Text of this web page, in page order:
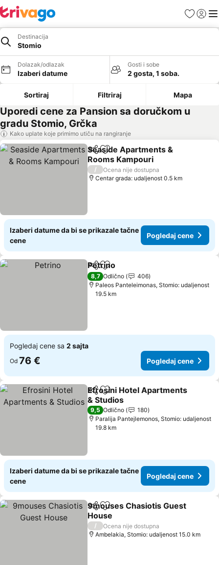
FavoritiPrijavi
Destinacija
Stomio
Dolazak/odlazak
Izaberi datume
Gosti i sobe
2 gosta, 1 soba.
Sortiraj Filtriraj Mapa
Uporedi cene za Pansion sa doručkom u
gradu Stomio, Grčka
Kako uplate koje primimo utiču na rangiranje
Deli Dodati u favorite
Seaside Apartments &
Rooms Kampouri
/
Ocena nije dostupna
Centar grada: udaljenost 0.5 km
Izaberi datume da bi se prikazale tačne
cene
Pogledaj cene
Deli Dodati u favorite
Petrino
8,7 Odlično
406
Paleos Panteleimonas, Stomio: udaljenost
19.5 km
Pogledaj cene sa 2 sajta
Od 76 € Pogledaj cene
Deli Dodati u favorite
Efrosini Hotel Apartments
& Studios
9,5 Odlično
180
Paralija Pantejlemonos, Stomio: udaljenost
19.8 km
Izaberi datume da bi se prikazale tačne
cene
Pogledaj cene
Deli Dodati u favorite
9mouses Chasiotis Guest
House
/
Ocena nije dostupna
Ambelakia, Stomio: udaljenost 15.0 km